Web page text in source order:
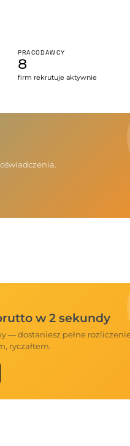
PRACODAWCY
8
firm rekrutuje aktywnie
w 2 sekundy
— dostaniesz pełne
ryczałtem.